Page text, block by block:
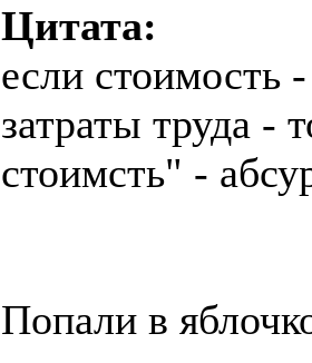
Цитата:
если стоимость
затраты труда -
стоимсть" -
Попали в